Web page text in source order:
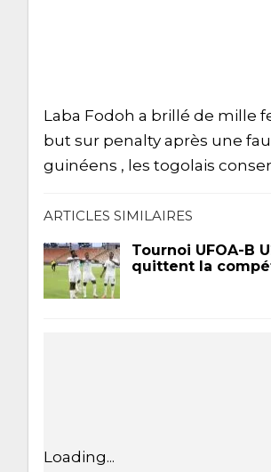
Laba Fodoh a brillé de mille
but sur penalty après une
guinéens , les togolais
ARTICLES SIMILAIRES
Tournoi UFOA-B
quittent la
Loading...